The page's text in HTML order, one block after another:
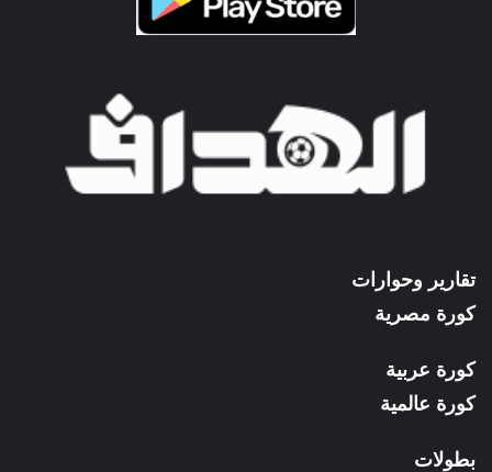
تقارير وحوارات
كورة مصرية
كورة عربية
كورة عالمية
بطولات